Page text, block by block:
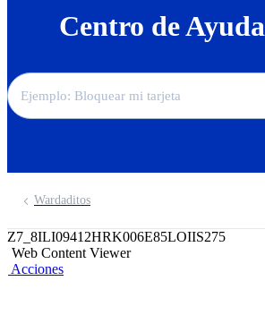
Centro de Ayuda
Wardaditos
Z7_8ILI09412HRK006E85LOIIS275
Web Content Viewer
Acciones